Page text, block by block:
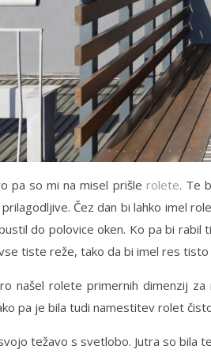
pa so mi na misel prišle rolete. Te
Čez dan bi lahko imel
do polovice oken. Ko pa bi
tiste reže, tako da bi imel res
našel rolete primernih dimenzij
pa je bila tudi namestitev rolet
težavo s svetlobo. Jutra so bila